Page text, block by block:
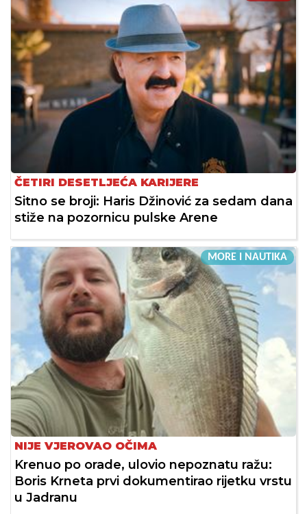
ČETIRI DESETLJEĆA KARIJERE
Sitno se broji: Haris Džinović za sedam dana
stiže na pozornicu pulske Arene
MORE I NAUTIKA
NIJE VJEROVAO OČIMA
Krenuo po orade, ulovio nepoznatu ražu:
Boris Krneta prvi dokumentirao rijetku vrstu
u Jadranu